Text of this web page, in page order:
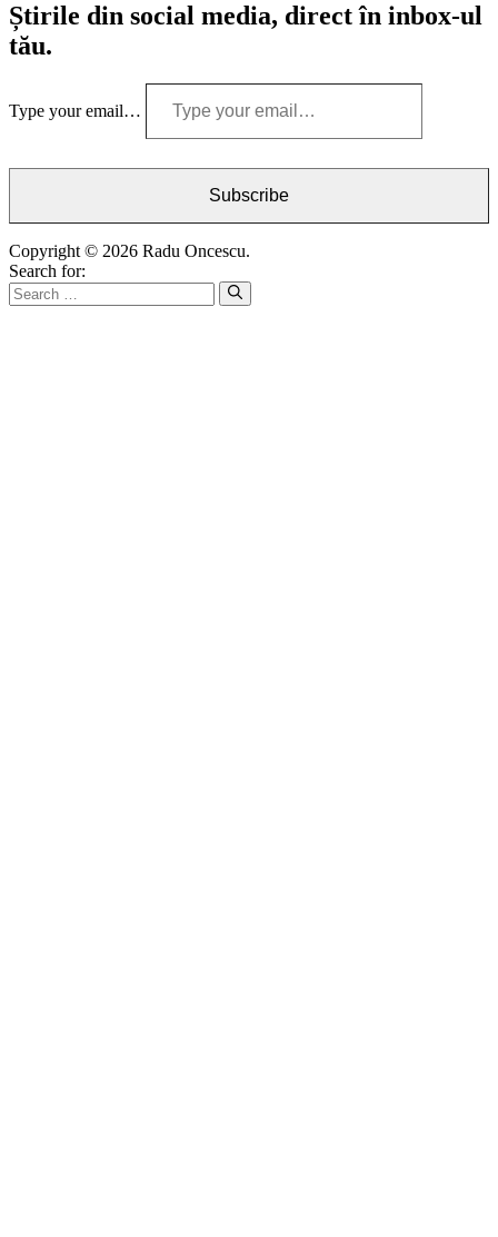
Știrile din social media, direct în inbox-ul
tău.
Type your email…
Subscribe
Copyright © 2026 Radu Oncescu.
Search for: